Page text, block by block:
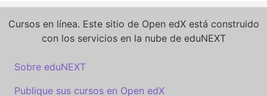
Cursos en línea. Este sitio de Open edX está construido
con los servicios en la nube de eduNEXT
Sobre eduNEXT
Publique sus cursos en Open edX